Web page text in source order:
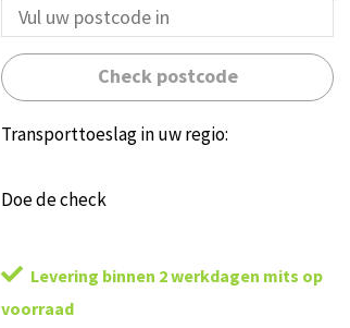
Check postcode
Transporttoeslag in uw regio:
Doe de check
Levering binnen 2 werkdagen mits op
voorraad